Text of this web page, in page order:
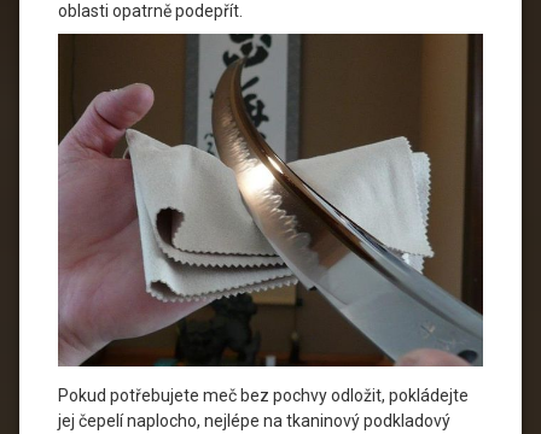
oblasti opatrně podepřít.
Pokud potřebujete meč bez pochvy odložit, pokládejte
jej čepelí naplocho, nejlépe na tkaninový podkladový